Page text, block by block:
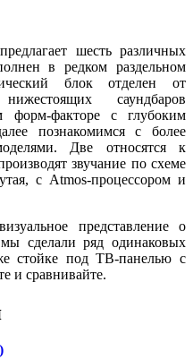
шесть различных
в редком раздельном
блок отделен от
саундбаров
форм-факторе с глубоким
познакомимся с более
Две относятся к
звучание по схеме
с Atmos-процессором и
представление о
сделали ряд одинаковых
стойке под ТВ-панелью с
и сравнивайте.